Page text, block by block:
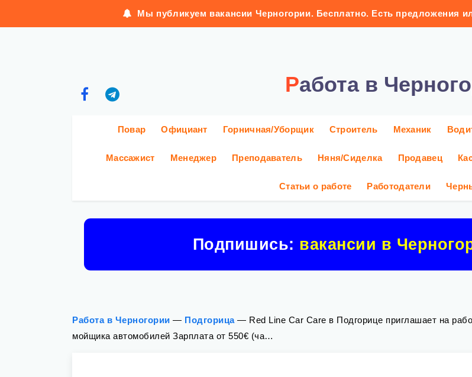
Мы публикуем вакансии Черногории. Бесплатно. Есть предложения
Работа в
Повар Официант Горничная/Уборщик Строитель Механик
Массажист Менеджер Преподаватель Няня/Сиделка Продавец
Статьи о работе Работодатели
Подпишись: вакансии в
Работа в Черногории — Подгорица— Red Line Car Care в Подгорице приглашает на
мойщика автомобилей Зарплата от 550€ (ча…